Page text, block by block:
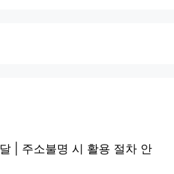
| 주소불명 시 활용 절차 안